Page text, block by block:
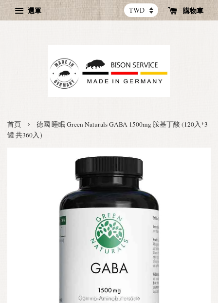
選單 購物車
首頁 ›
德國 睡眠 Green Naturals GABA 1500mg 胺基丁酸 (120入*3
罐 共360入）